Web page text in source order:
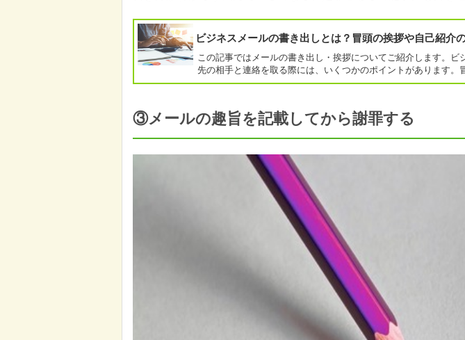
ビジネスメールの書き出しとは？冒頭の挨拶や自己紹介
この記事ではメールの書き出し・挨拶についてご紹介します。ビ
先の相手と連絡を取る際には、いくつかのポイントがあります。
③メールの趣旨を記載してから謝罪する